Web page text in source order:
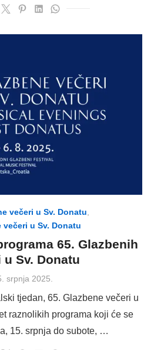
večeri u Sv. Donatu
večeri u Sv. Donatu
65. Glazbenih
u Sv. Donatu
srpnja 2025.
tjedan, 65. Glazbene večeri u
raznolikih programa koji će se
15. srpnja do subote, …